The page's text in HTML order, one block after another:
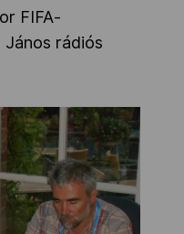
FIFA-
János rádiós